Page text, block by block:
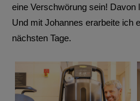
eine Verschwörung sein!
Und mit Johannes erarbeite ich
nächsten Tage.